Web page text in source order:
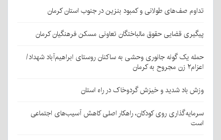
تداوم صف‌های طولانی و کمبود بنزین در جنوب استان کرمان
پیگیری قضایی حقوق مالباختگان تعاونی مسکن فرهنگیان کرمان
حمله یک گونه جانوری وحشی به ساکنان روستای ابراهیم‌آباد شهداد/
اعزام۲ زن مجروح به کرمان
وزش باد شدید و خیزش گردوخاک در راه استان
سرمایه‌گذاری روی کودکان، راهکار اصلی کاهش آسیب‌های اجتماعی
است